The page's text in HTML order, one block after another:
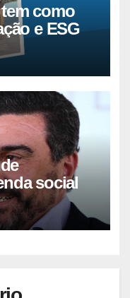
como
e ESG
social